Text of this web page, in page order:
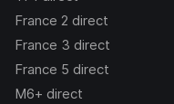
France 2 direct
France 3 direct
France 5 direct
M6+ direct